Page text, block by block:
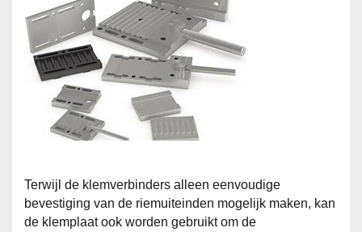
Terwijl de klemverbinders alleen eenvoudige
bevestiging van de riemuiteinden mogelijk maken, kan
de klemplaat ook worden gebruikt om de